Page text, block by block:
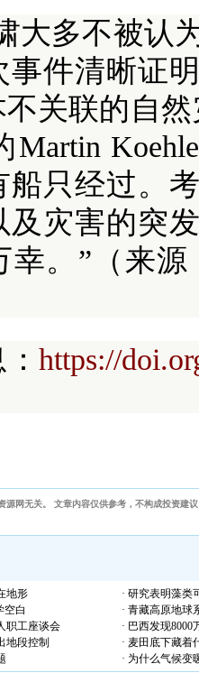
大多不被认
事件清晰证
关联的自
Martin
船只经过。
及灾害的突
幸。”（来
https://
源网无关。 文章内容仅供参考，不构成投资建
地形
· 研究表明藻类
空白
· 青藏高原地球
职工座谈会
· 巴西发现
地段控制
· 麦田底下藏着
· 为什么气候变